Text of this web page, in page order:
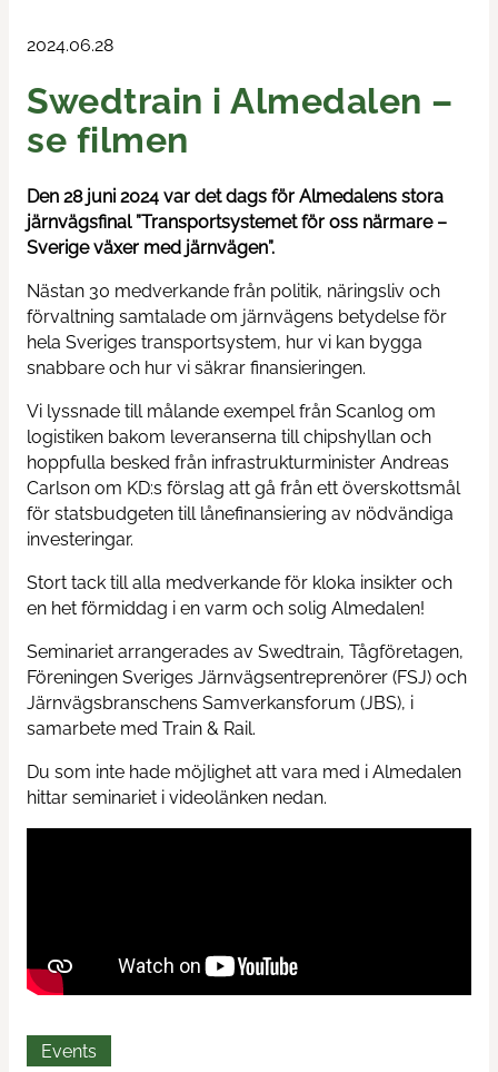
Train & Rail
Swedtrain's graduation prize
Swedtrain Internship Program
Swedtrain Tech&Future
Open board meetings
Career paths
Members
About us
Focus groups
Contact us
News
2024.06.28
Swedtrain i Almedalen –
se filmen
Den 28 juni 2024 var det dags för Almedalens stora
järnvägsfinal ”Transportsystemet för oss närmare –
Sverige växer med järnvägen”.
Nästan 30 medverkande från politik, näringsliv och
förvaltning samtalade om järnvägens betydelse för
hela Sveriges transportsystem, hur vi kan bygga
snabbare och hur vi säkrar finansieringen.
Vi lyssnade till målande exempel från Scanlog om
logistiken bakom leveranserna till chipshyllan och
hoppfulla besked från infrastrukturminister Andreas
Carlson om KD:s förslag att gå från ett överskottsmål
för statsbudgeten till lånefinansiering av nödvändiga
investeringar.
Stort tack till alla medverkande för kloka insikter och
en het förmiddag i en varm och solig Almedalen!
Seminariet arrangerades av Swedtrain, Tågföretagen,
Föreningen Sveriges Järnvägsentreprenörer (FSJ) och
Järnvägsbranschens Samverkansforum (JBS), i
samarbete med Train & Rail.
Du som inte hade möjlighet att vara med i Almedalen
hittar seminariet i videolänken nedan.
Events